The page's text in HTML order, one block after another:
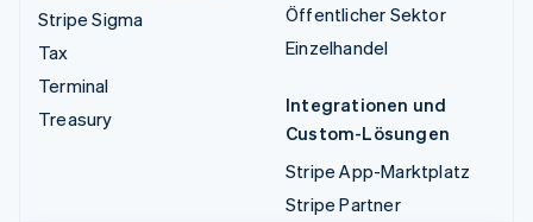
Stripe Sigma
Tax
Terminal
Treasury
Öffentlicher Sektor
Einzelhandel
Integrationen und
Custom-Lösungen
Stripe App-Marktplatz
Stripe Partner